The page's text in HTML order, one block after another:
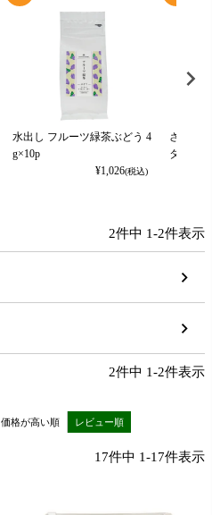
水出し フルーツ緑茶ぶどう 4
g×10p
¥1,026(税込)
さくら
タンド
2件中 1-2件表示
2件中 1-2件表示
価格が高い順 レビュー順
17件中 1-17件表示